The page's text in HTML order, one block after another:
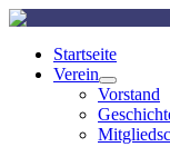
Startseite
Verein
Vorstand